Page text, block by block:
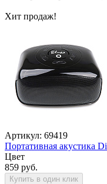
Хит продаж!
Артикул: 69419
Портативная акустика
Цвет
859 руб.
Купить в один клик